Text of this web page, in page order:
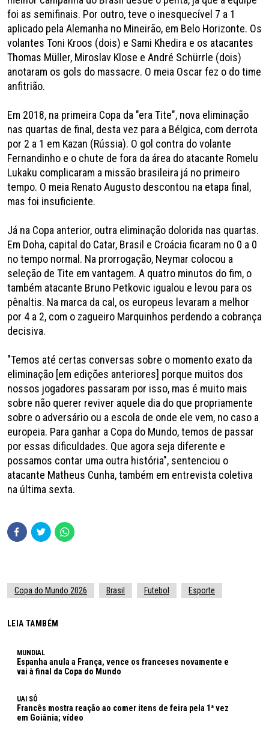
foi as semifinais. Por outro, teve o inesquecível 7 a 1
aplicado pela Alemanha no Mineirão, em Belo Horizonte. Os
volantes Toni Kroos (dois) e Sami Khedira e os atacantes
Thomas Müller, Miroslav Klose e André Schürrle (dois)
anotaram os gols do massacre. O meia Oscar fez o do time
anfitrião.
Em 2018, na primeira Copa da "era Tite", nova eliminação
nas quartas de final, desta vez para a Bélgica, com derrota
por 2 a 1 em Kazan (Rússia). O gol contra do volante
Fernandinho e o chute de fora da área do atacante Romelu
Lukaku complicaram a missão brasileira já no primeiro
tempo. O meia Renato Augusto descontou na etapa final,
mas foi insuficiente.
Já na Copa anterior, outra eliminação dolorida nas quartas.
Em Doha, capital do Catar, Brasil e Croácia ficaram no 0 a 0
no tempo normal. Na prorrogação, Neymar colocou a
seleção de Tite em vantagem. A quatro minutos do fim, o
também atacante Bruno Petkovic igualou e levou para os
pênaltis. Na marca da cal, os europeus levaram a melhor
por 4 a 2, com o zagueiro Marquinhos perdendo a cobrança
decisiva.
"Temos até certas conversas sobre o momento exato da
eliminação [em edições anteriores] porque muitos dos
nossos jogadores passaram por isso, mas é muito mais
sobre não querer reviver aquele dia do que propriamente
sobre o adversário ou a escola de onde ele vem, no caso a
europeia. Para ganhar a Copa do Mundo, temos de passar
por essas dificuldades. Que agora seja diferente e
possamos contar uma outra história", sentenciou o
atacante Matheus Cunha, também em entrevista coletiva
na última sexta.
Copa do Mundo 2026 Brasil Futebol Esporte
LEIA TAMBÉM
MUNDIAL
Espanha anula a França, vence os franceses novamente e
vai à final da Copa do Mundo
UAI SÔ
Francês mostra reação ao comer itens de feira pela 1ª vez
em Goiânia; vídeo